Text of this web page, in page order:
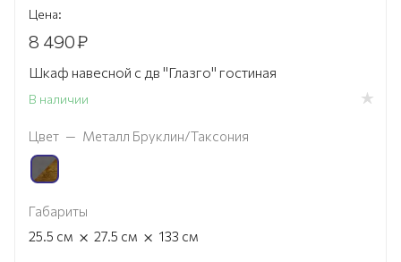
Цена:
8 490₽
Шкаф навесной с дв "Глазго" гостиная
В наличии
Цвет — Металл Бруклин/Таксония
Габариты
25.5 см × 27.5 см × 133 см